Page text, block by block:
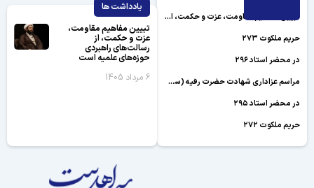
تبیین مفاهیم مقاومت، عزت و حکمت، از رسالت‌های راهبردی حوزه‌های علمیه است
حریم ملکوت ۲۷۳
در محضر استاد ۲۹۶
مراسم عزاداری شهادت حضرت رقیه (سلام الله علیها)
در محضر استاد ۲۹۵
حریم ملکوت ۲۷۲
«حوزه انقلابی» از منظر رهبر شهید
یادداشت ها
تبیین مفاهیم مقاومت،
عزت و حکمت، از
رسالت‌های راهبردی
حوزه‌های علمیه است